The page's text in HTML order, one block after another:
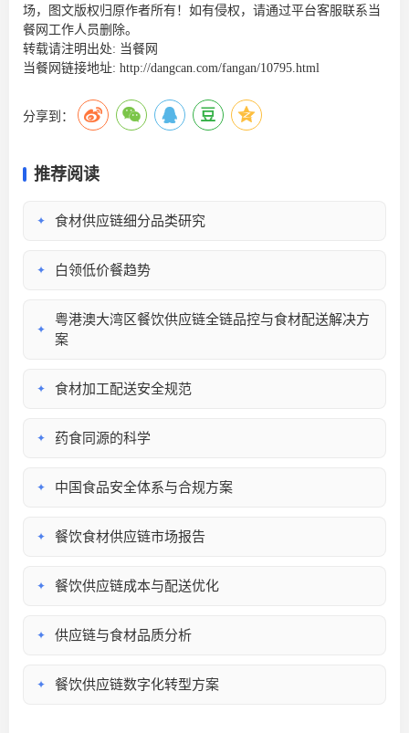
场，图文版权归原作者所有！如有侵权，请通过平台客服联系当
餐网工作人员删除。
转载请注明出处: 当餐网
当餐网链接地址: http://dangcan.com/fangan/10795.html
分享到：
推荐阅读
✦ 食材供应链细分品类研究
✦ 白领低价餐趋势
✦
粤港澳大湾区餐饮供应链全链品控与食材配送解决方
案
✦ 食材加工配送安全规范
✦ 药食同源的科学
✦ 中国食品安全体系与合规方案
✦ 餐饮食材供应链市场报告
✦ 餐饮供应链成本与配送优化
✦ 供应链与食材品质分析
✦ 餐饮供应链数字化转型方案